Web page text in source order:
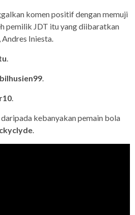
komen positif dengan memuji
pemilik JDT itu yang diibaratkan
Iniesta.
.
.
.
kebanyakan pemain bola
.